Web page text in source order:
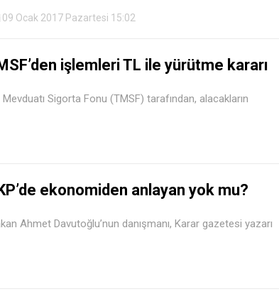
09 Ocak 2017 Pazartesi 15:02
işlemleri TL ile yürütme kararı
Sigorta Fonu (TMSF) tarafından, alacakların
ekonomiden anlayan yok mu?
Ahmet Davutoğlu’nun danışmanı, Karar gazetesi yazarı